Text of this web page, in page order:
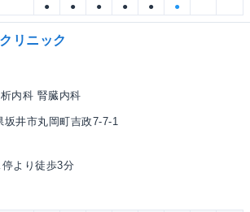
● ● ● ● ● ●
リニック
内科 腎臓内科
井市丸岡町吉政7-7-1
より徒歩3分